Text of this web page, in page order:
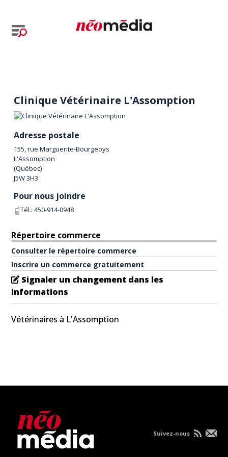
Clinique Vétérinaire L'Assomption
Adresse postale
155, rue Marguerite-Bourgeoys
L'Assomption
(Québec)
J5W 3H3
Pour nous joindre
Tél.:450-914-0948
Répertoire commerce
Consulter le répertoire commerce
Inscrire un commerce gratuitement
Signaler un changement dans les
informations
Vétérinaires à L'Assomption
Suivez-nous